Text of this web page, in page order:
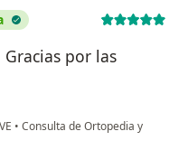
por las
• Consulta de Ortopedia y